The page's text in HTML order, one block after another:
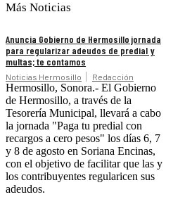
Más Noticias
Anuncia Gobierno de Hermosillo jornada
para regularizar adeudos de predial y
multas; te contamos
Noticias Hermosillo Redacción
Hermosillo, Sonora.- El Gobierno
de Hermosillo, a través de la
Tesorería Municipal, llevará a cabo
la jornada "Paga tu predial con
recargos a cero pesos" los días 6, 7
y 8 de agosto en Soriana Encinas,
con el objetivo de facilitar que las y
los contribuyentes regularicen sus
adeudos.